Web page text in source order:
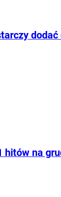
hitów na